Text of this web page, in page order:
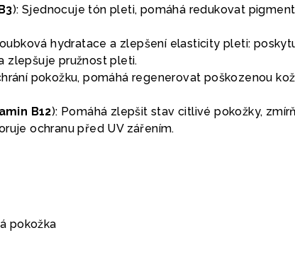
): Sjednocuje tón pleti, pomáhá redukovat
hydratace a zlepšení elasticity pleti:
zlepšuje pružnost pleti.
pokožku, pomáhá regenerovat poškozenou
B12): Pomáhá zlepšit stav citlivé pokožky,
ochranu před UV zářením.
pokožka